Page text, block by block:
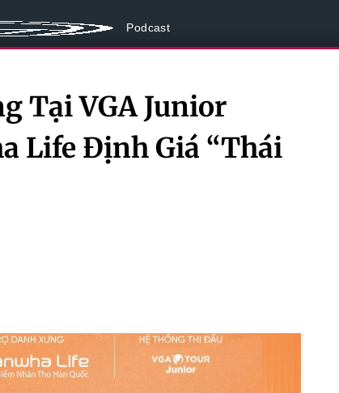
Podcast
Tại VGA Junior
Life Định Giá “Thái